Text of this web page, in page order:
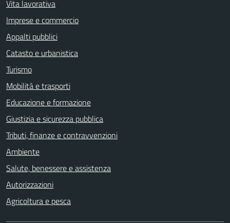
Vita lavorativa
Imprese e commercio
Appalti pubblici
Catasto e urbanistica
Turismo
Mobilità e trasporti
Educazione e formazione
Giustizia e sicurezza pubblica
Tributi, finanze e contravvenzioni
Ambiente
Salute, benessere e assistenza
Autorizzazioni
Agricoltura e pesca